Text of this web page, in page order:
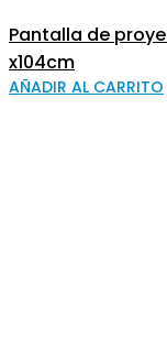
Pantalla de
x104cm
AÑADIR AL CARRITO